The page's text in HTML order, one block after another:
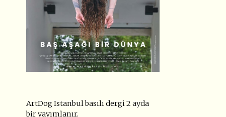
ArtDog Istanbul basılı dergi 2 ayda
bir yayımlanır.